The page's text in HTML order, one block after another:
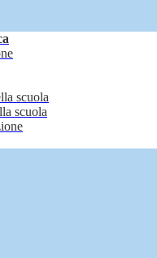
scuola
scuola